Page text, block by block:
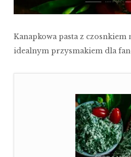
Kanapkowa pasta z
idealnym przysmakiem dla